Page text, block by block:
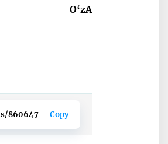
O‘zA
860647 Copy